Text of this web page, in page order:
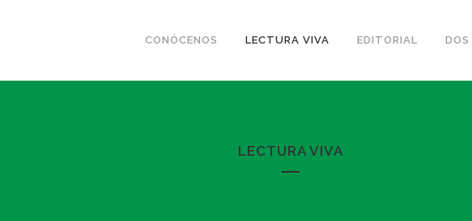
CONÓCENOS LECTURA VIVA EDITORIAL
LECTURA VIVA